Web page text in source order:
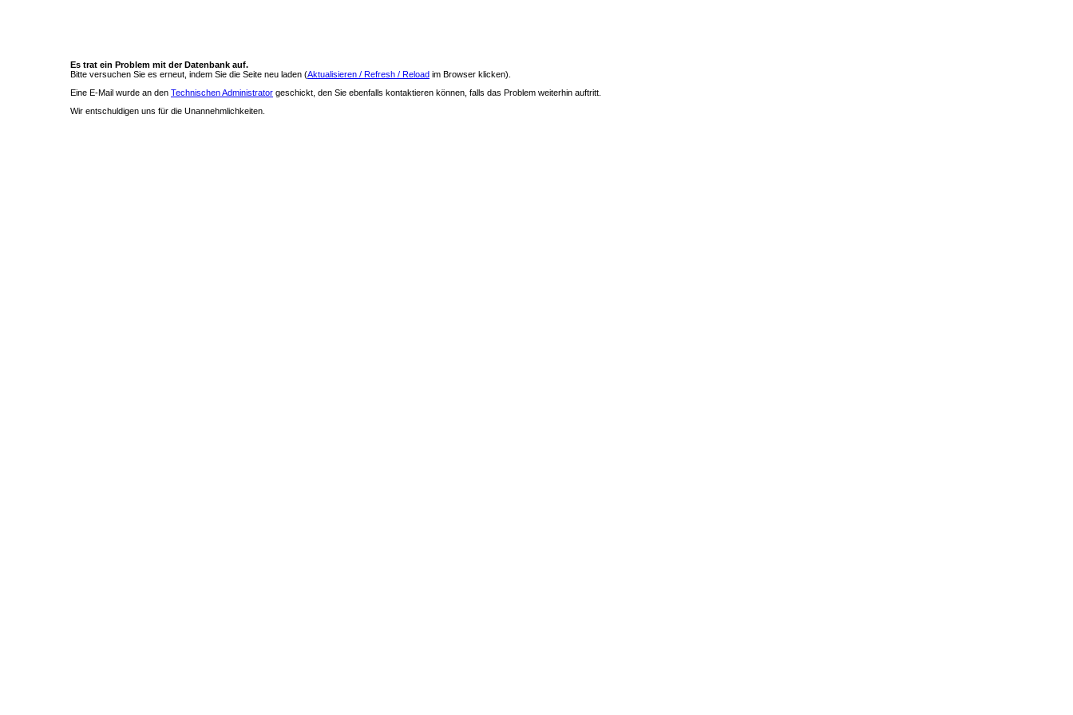
Es trat ein Problem mit der Datenbank auf.
Bitte versuchen Sie es erneut, indem Sie die Seite neu laden (Aktualisieren / Refresh / Reload im Browser klicken).
Eine E-Mail wurde an den Technischen Administrator geschickt, den Sie ebenfalls kontaktieren können, falls das Problem weiterhin auftritt.
Wir entschuldigen uns für die Unannehmlichkeiten.